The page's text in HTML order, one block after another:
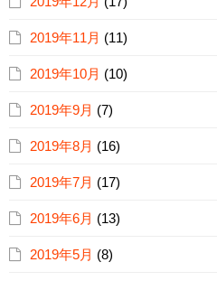
2019年11月 (11)
2019年10月 (10)
2019年9月 (7)
2019年8月 (16)
2019年7月 (17)
2019年6月 (13)
2019年5月 (8)